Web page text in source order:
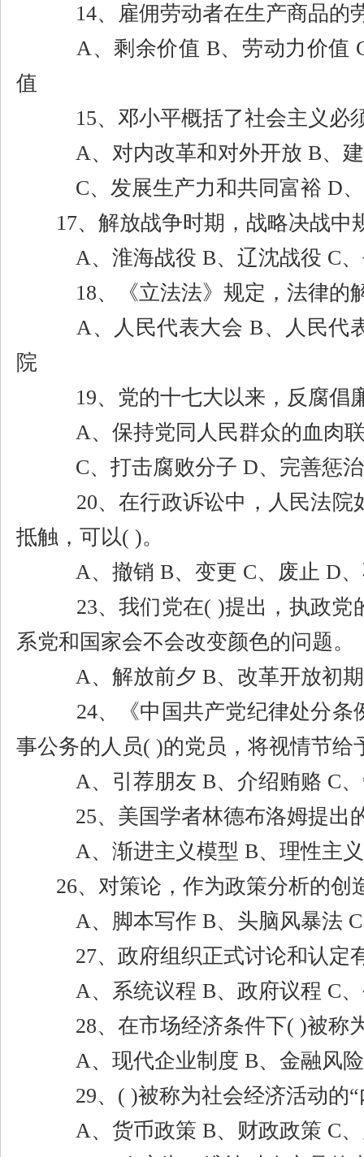
14、雇佣劳动者在生产商品的
A、剩余价值 B、劳动力价值
值
15、邓小平概括了社会主义必
A、对内改革和对外开放 B、
C、发展生产力和共同富裕 D
17、解放战争时期，战略决战中
A、淮海战役 B、辽沈战役 C
18、《立法法》规定，法律的
A、人民代表大会 B、人民代
院
19、党的十七大以来，反腐倡
A、保持党同人民群众的血肉
C、打击腐败分子 D、完善惩
20、在行政诉讼中，人民法
抵触，可以( )。
A、撤销 B、变更 C、废止 D
23、我们党在( )提出，执政党
系党和国家会不会改变颜色的问题。
A、解放前夕 B、改革开放初
24、《中国共产党纪律处分条
事公务的人员( )的党员，将视情节给
A、引荐朋友 B、介绍贿赂 C
25、美国学者林德布洛姆提出
A、渐进主义模型 B、理性主
26、对策论，作为政策分析的创
A、脚本写作 B、头脑风暴法 C
27、政府组织正式讨论和认定
A、系统议程 B、政府议程 C
28、在市场经济条件下( )被称
A、现代企业制度 B、金融风
29、 ( )被称为社会经济活动的“
A、货币政策 B、财政政策 C